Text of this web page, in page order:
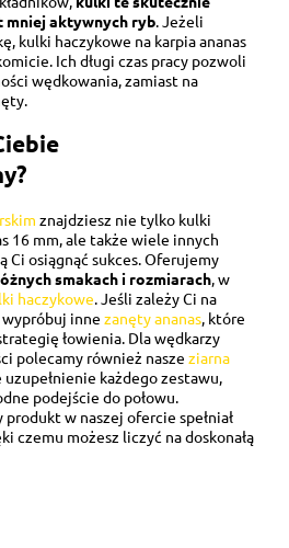
mniej aktywnych ryb. Jeżeli
kulki haczykowe na karpia ananas
Ich długi czas pracy pozwoli
wędkowania, zamiast na
znajdziesz nie tylko kulki
16 mm, ale także wiele innych
Ci osiągnąć sukces. Oferujemy
smakach i rozmiarach, w
haczykowe. Jeśli zależy Ci na
inne zanęty ananas, które
łowienia. Dla wędkarzy
polecamy również nasze ziarna
uzupełnienie każdego zestawu,
podejście do połowu.
w naszej ofercie spełniał
czemu możesz liczyć na doskonałą